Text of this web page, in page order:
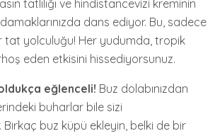
tatlılığı ve hindistancevizi kreminin
dans ediyor. Bu, sadece
tat yolculuğu! Her yudumda, tropik
eden etkisini hissediyorsunuz.
eğlenceli! Buz dolabınızdan
buharlar bile sizi
Birkaç buz küpü ekleyin, belki de bir